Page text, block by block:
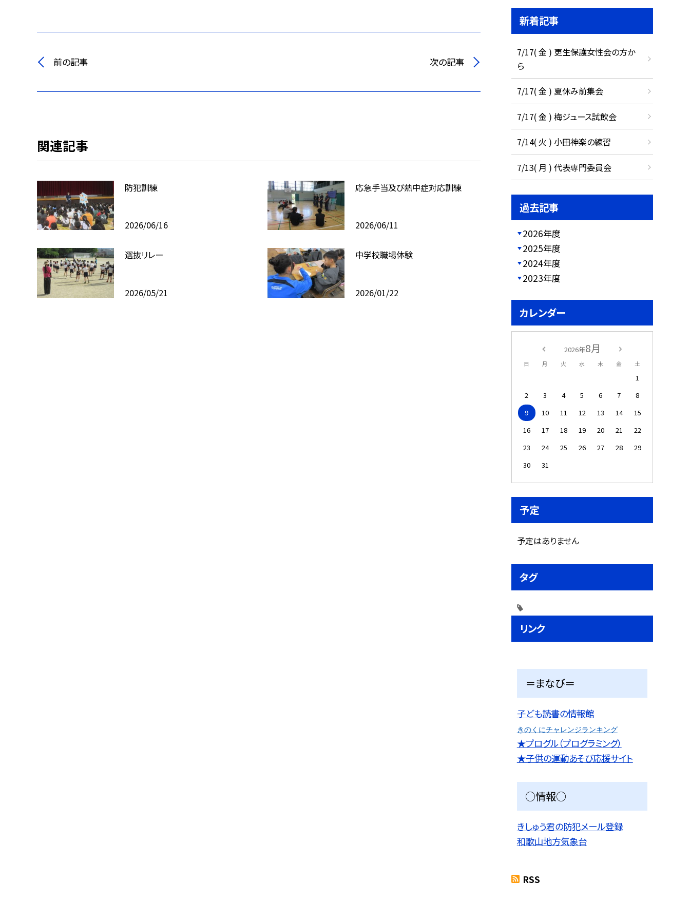
前の記事 次の記事
関連記事
防犯訓練
2026/06/16
応急手当及び熱中症対応訓練
2026/06/11
選抜リレー
2026/05/21
中学校職場体験
2026/01/22
新着記事
7/17( 金 ) 更生保護女性会の方か
ら
7/17( 金 ) 夏休み前集会
7/17( 金 ) 梅ジュース試飲会
7/14( 火 ) 小田神楽の練習
7/13( 月 ) 代表専門委員会
過去記事
2026年度
2025年度
2024年度
2023年度
カレンダー
2026年8月
日 月 火 水 木 金 土
1
2
3 4 5 6 7
8
9
10 11 12 13 14
15
16
17 18 19 20 21
22
23
24 25 26 27 28
29
30
31
予定
予定はありません
タグ
リンク
＝まなび＝
子ども読書の情報館
きのくにチャレンジランキング
★プログル（プログラミング）
★子供の運動あそび応援サイト
○情報○
きしゅう君の防犯メール登録
和歌山地方気象台
RSS